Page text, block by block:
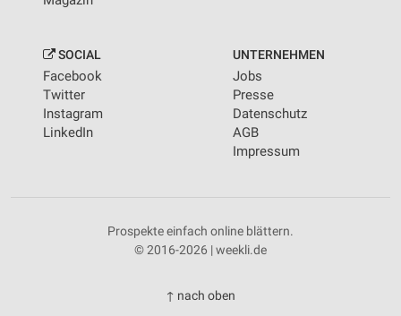
SOCIAL
Facebook
Twitter
Instagram
LinkedIn
UNTERNEHMEN
Jobs
Presse
Datenschutz
AGB
Impressum
Prospekte einfach online blättern.
© 2016-2026 | weekli.de
↑ nach oben